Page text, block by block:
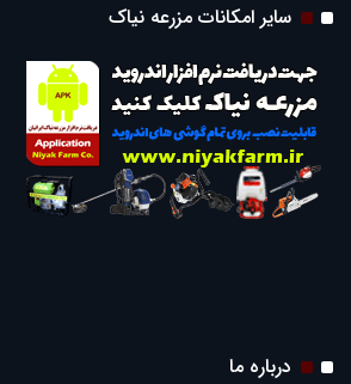
سایر امکانات مزرعه نیاک
درباره ما